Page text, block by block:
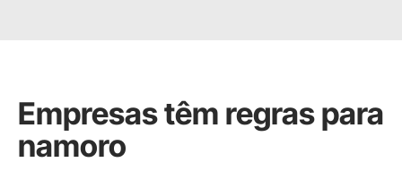
Empresas têm regras para
namoro